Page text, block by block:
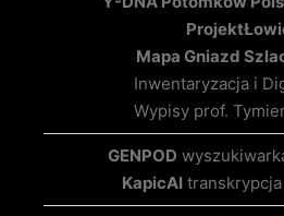
Projekt
Mapa Gniazd
Inwentaryzacja i
Wypisy prof.
GENPOD
KapicAI